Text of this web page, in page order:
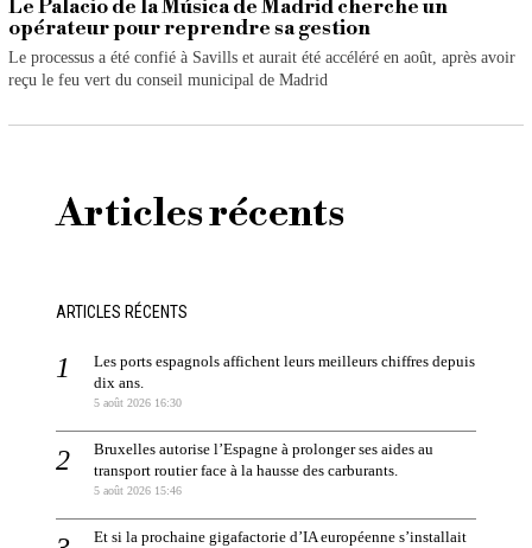
Le Palacio de la Música de Madrid cherche un
opérateur pour reprendre sa gestion
Le processus a été confié à Savills et aurait été accéléré en août, après avoir
reçu le feu vert du conseil municipal de Madrid
Articles récents
ARTICLES RÉCENTS
Les ports espagnols affichent leurs meilleurs chiffres depuis
dix ans.
5 août 2026 16:30
Bruxelles autorise l’Espagne à prolonger ses aides au
transport routier face à la hausse des carburants.
5 août 2026 15:46
Et si la prochaine gigafactorie d’IA européenne s’installait